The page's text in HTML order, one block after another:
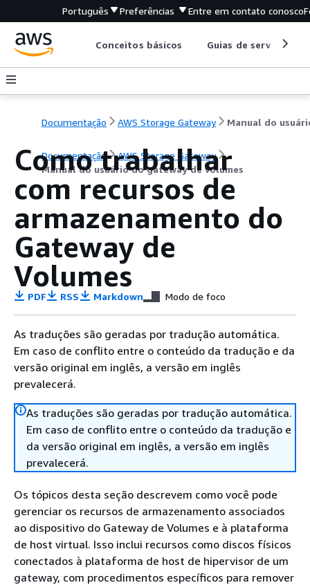
Português Preferências Entre em contato conosco
Conceitos básicos Guias de serviço
Documentação AWS Storage Gateway
Documentação
AWS Storage Gateway
Manual do usuário do gateway de volumes
Como trabalhar
com recursos de
armazenamento do
Gateway de
Volumes
PDF RSS Markdown Modo de foco
As traduções são geradas por tradução automática.
Em caso de conflito entre o conteúdo da tradução e da
versão original em inglês, a versão em inglês
prevalecerá.
As traduções são geradas por tradução automática.
Em caso de conflito entre o conteúdo da tradução e
da versão original em inglês, a versão em inglês
prevalecerá.
Os tópicos desta seção descrevem como você pode
gerenciar os recursos de armazenamento associados
ao dispositivo do Gateway de Volumes e à plataforma
de host virtual. Isso inclui recursos como discos físicos
conectados à plataforma de host de hipervisor de um
gateway, com procedimentos específicos para remover